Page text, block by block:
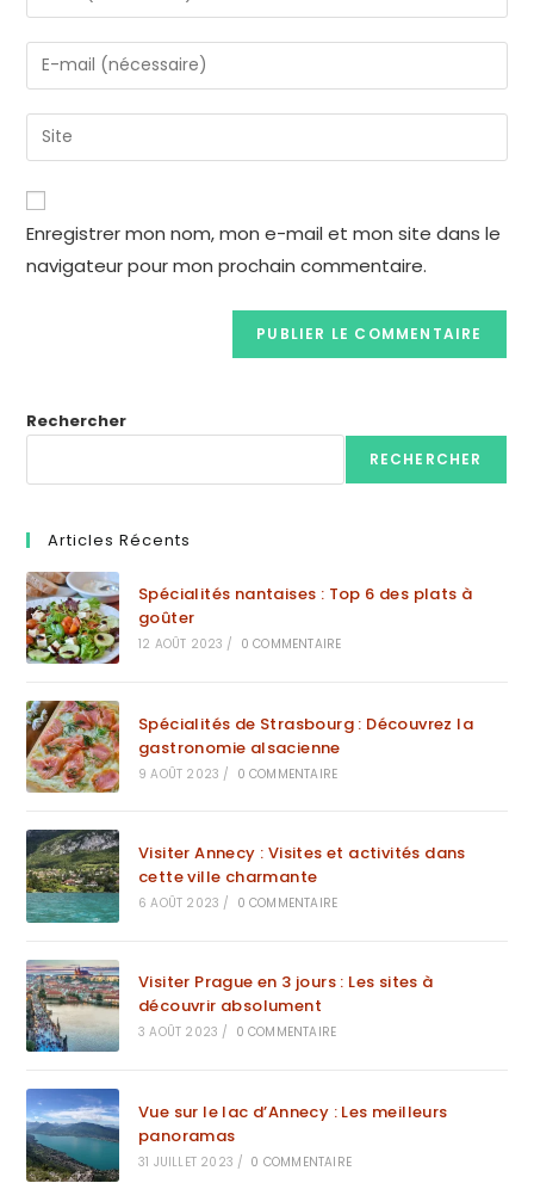
Enregistrer mon nom, mon e-mail et mon site dans le
navigateur pour mon prochain commentaire.
Rechercher
RECHERCHER
Articles Récents
Spécialités nantaises : Top 6 des plats à
goûter
12 AOÛT 2023 / 0 COMMENTAIRE
Spécialités de Strasbourg : Découvrez la
gastronomie alsacienne
9 AOÛT 2023 / 0 COMMENTAIRE
Visiter Annecy : Visites et activités dans
cette ville charmante
6 AOÛT 2023 / 0 COMMENTAIRE
Visiter Prague en 3 jours : Les sites à
découvrir absolument
3 AOÛT 2023 / 0 COMMENTAIRE
Vue sur le lac d’Annecy : Les meilleurs
panoramas
31 JUILLET 2023 / 0 COMMENTAIRE